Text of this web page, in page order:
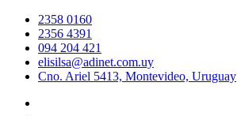
contenido
2358 0160
2356 4391
094 204 421
elisilsa@adinet.com.uy
Cno. Ariel 5413, Montevideo, Uruguay